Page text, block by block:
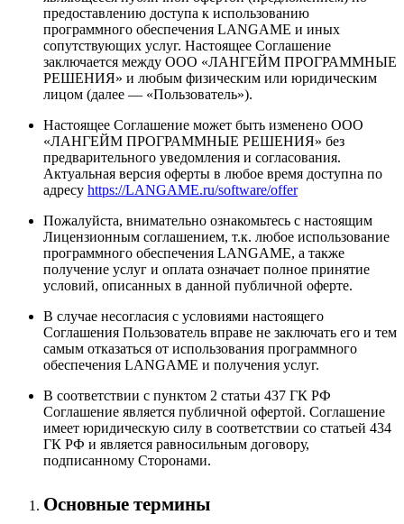
предоставлению доступа к использованию
программного обеспечения LANGAME и иных
сопутствующих услуг. Настоящее Соглашение
заключается между ООО «ЛАНГЕЙМ ПРОГРАММНЫЕ
РЕШЕНИЯ» и любым физическим или юридическим
лицом (далее — «Пользователь»).
Настоящее Соглашение может быть изменено ООО
«ЛАНГЕЙМ ПРОГРАММНЫЕ РЕШЕНИЯ» без
предварительного уведомления и согласования.
Актуальная версия оферты в любое время доступна по
адресу https://LANGAME.ru/software/offer
Пожалуйста, внимательно ознакомьтесь с настоящим
Лицензионным соглашением, т.к. любое использование
программного обеспечения LANGAME, а также
получение услуг и оплата означает полное принятие
условий, описанных в данной публичной оферте.
В случае несогласия с условиями настоящего
Соглашения Пользователь вправе не заключать его и тем
самым отказаться от использования программного
обеспечения LANGAME и получения услуг.
В соответствии с пунктом 2 статьи 437 ГК РФ
Соглашение является публичной офертой. Соглашение
имеет юридическую силу в соответствии со статьей 434
ГК РФ и является равносильным договору,
подписанному Сторонами.
Основные термины